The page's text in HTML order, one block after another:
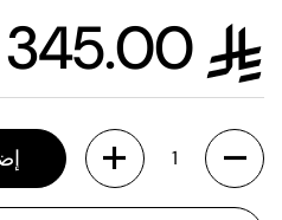
السعر
الكمية